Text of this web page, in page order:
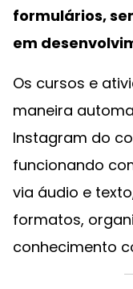
formulários,
em
Os cursos e
maneira
Instagram do
funcionando
via áudio e
formatos,
conhecimento